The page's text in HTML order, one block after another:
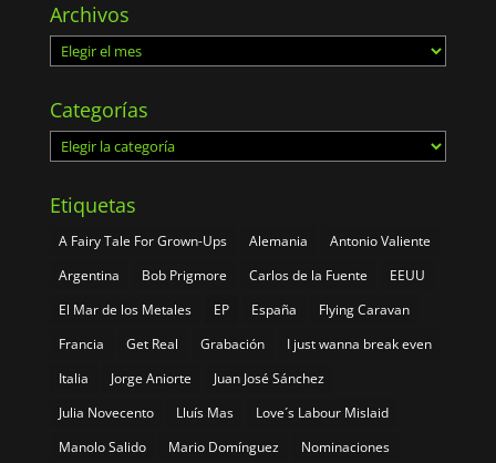
Archivos
Archivos
Categorías
Categorías
Etiquetas
A Fairy Tale For Grown-Ups Alemania
Antonio Valiente
Argentina
Bob Prigmore Carlos de la Fuente
EEUU
El Mar de los Metales
EP España
Flying Caravan
Francia
Get Real Grabación
I just wanna break even
Italia
Jorge Aniorte
Juan José Sánchez
Julia Novecento
Lluís Mas
Love´s Labour Mislaid
Manolo Salido
Mario Domínguez
Nominaciones